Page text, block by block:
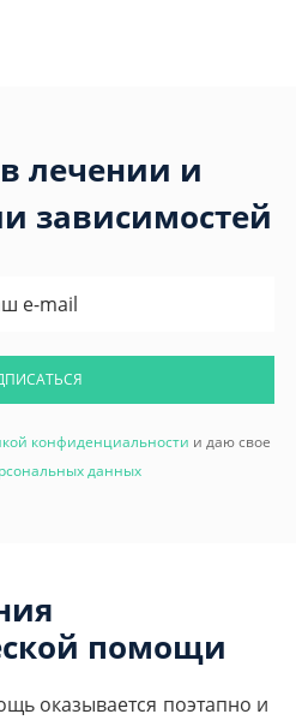
лечении и
зависимостей
конфиденциальности и даю свое
данных
помощи
оказывается поэтапно и